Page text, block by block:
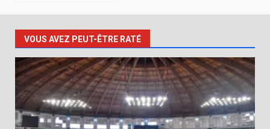
VOUS AVEZ PEUT-ÊTRE RATÉ